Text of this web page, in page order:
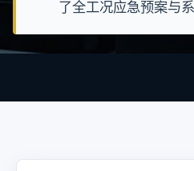
了全工况应急预案与